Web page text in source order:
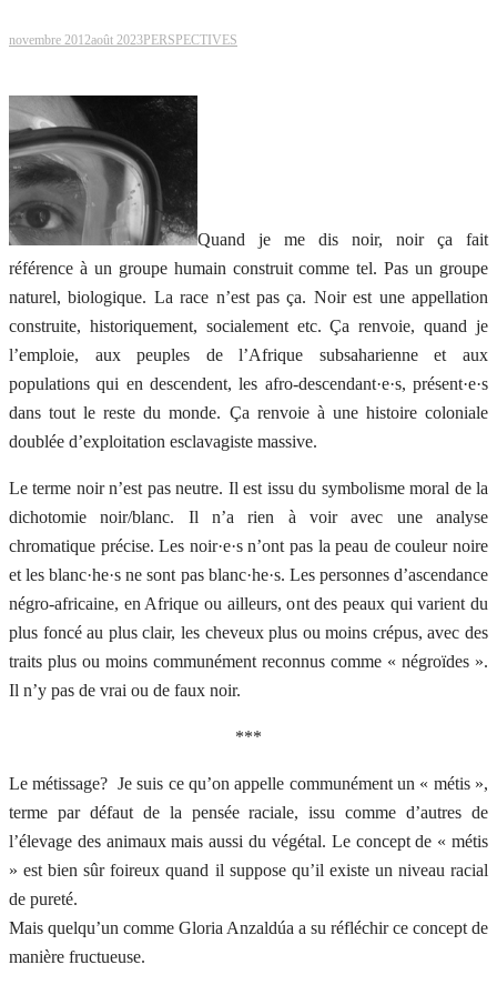
novembre 2012août 2023 PERSPECTIVES
Quand je me dis noir, noir ça fait
référence à un groupe humain construit comme tel. Pas un groupe
naturel, biologique. La race n’est pas ça. Noir est une appellation
construite, historiquement, socialement etc. Ça renvoie, quand je
l’emploie, aux peuples de l’Afrique subsaharienne et aux
populations qui en descendent, les afro-descendant·e·s, présent·e·s
dans tout le reste du monde. Ça renvoie à une histoire coloniale
doublée d’exploitation esclavagiste massive.
Le terme noir n’est pas neutre. Il est issu du symbolisme moral de la
dichotomie noir/blanc. Il n’a rien à voir avec une analyse
chromatique précise. Les noir·e·s n’ont pas la peau de couleur noire
et les blanc·he·s ne sont pas blanc·he·s. Les personnes d’ascendance
négro-africaine, en Afrique ou ailleurs, ont des peaux qui varient du
plus foncé au plus clair, les cheveux plus ou moins crépus, avec des
traits plus ou moins communément reconnus comme « négroïdes ».
Il n’y pas de vrai ou de faux noir.
***
Le métissage? Je suis ce qu’on appelle communément un « métis »,
terme par défaut de la pensée raciale, issu comme d’autres de
l’élevage des animaux mais aussi du végétal. Le concept de « métis
» est bien sûr foireux quand il suppose qu’il existe un niveau racial
de pureté.
Mais quelqu’un comme Gloria Anzaldúa a su réfléchir ce concept de
manière fructueuse.